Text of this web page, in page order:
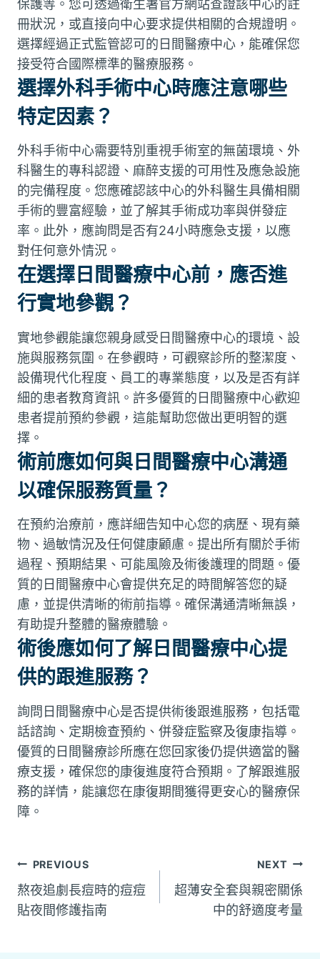
保護等。您可透過衛生署官方網站查證該中心的註
冊狀況，或直接向中心要求提供相關的合規證明。
選擇經過正式監管認可的日間醫療中心，能確保您
接受符合國際標準的醫療服務。
選擇外科手術中心時應注意哪些
特定因素？
外科手術中心需要特別重視手術室的無菌環境、外
科醫生的專科認證、麻醉支援的可用性及應急設施
的完備程度。您應確認該中心的外科醫生具備相關
手術的豐富經驗，並了解其手術成功率與併發症
率。此外，應詢問是否有24小時應急支援，以應
對任何意外情況。
在選擇日間醫療中心前，應否進
行實地參觀？
實地參觀能讓您親身感受日間醫療中心的環境、設
施與服務氛圍。在參觀時，可觀察診所的整潔度、
設備現代化程度、員工的專業態度，以及是否有詳
細的患者教育資訊。許多優質的日間醫療中心歡迎
患者提前預約參觀，這能幫助您做出更明智的選
擇。
術前應如何與日間醫療中心溝通
以確保服務質量？
在預約治療前，應詳細告知中心您的病歷、現有藥
物、過敏情況及任何健康顧慮。提出所有關於手術
過程、預期結果、可能風險及術後護理的問題。優
質的日間醫療中心會提供充足的時間解答您的疑
慮，並提供清晰的術前指導。確保溝通清晰無誤，
有助提升整體的醫療體驗。
術後應如何了解日間醫療中心提
供的跟進服務？
詢問日間醫療中心是否提供術後跟進服務，包括電
話諮詢、定期檢查預約、併發症監察及復康指導。
優質的日間醫療診所應在您回家後仍提供適當的醫
療支援，確保您的康復進度符合預期。了解跟進服
務的詳情，能讓您在康復期間獲得更安心的醫療保
障。
文
章
PREVIOUS
熬夜追劇長痘時的痘痘
貼夜間修護指南
NEXT
超薄安全套與親密關係
中的舒適度考量